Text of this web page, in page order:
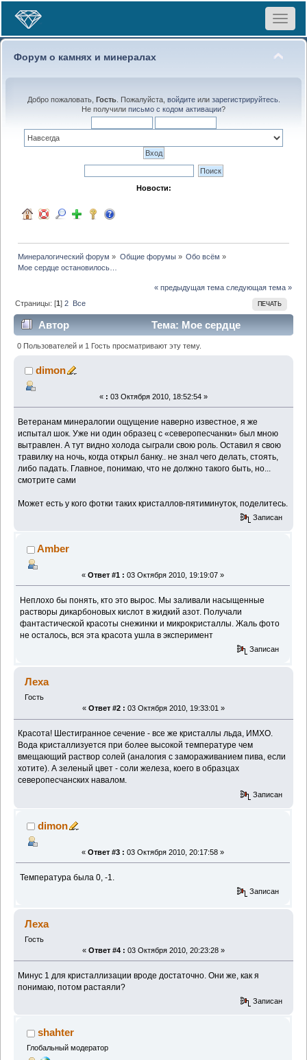
Toggle
Форум о камнях и минералах
Добро пожаловать, Гость. Пожалуйста, войдитеили зарегистрируйтесь.
Не получили письмо с кодом активации?
Новости:
Минералогический форум » Общие форумы» Обо всём »
Мое сердце остановилось…
« предыдущая тема следующая тема »
ПЕЧАТЬ
Страницы: [1]2 Все
Автор
Тема: Мое сердце
остановилось… (Прочитано 4271 раз)
0 Пользователей и 1 Гость просматривают эту тему.
dimon
« : 03 Октября 2010, 18:52:54 »
Ветеранам минералогии ощущение наверно известное, я же
испытал шок. Уже ни один образец с «северопесчанки» был мною
вытравлен. А тут видно холода сыграли свою роль. Оставил я свою
травилку на ночь, когда открыл банку.. не знал чего делать, стоять,
либо падать. Главное, понимаю, что не должно такого быть, но...
смотрите сами
Может есть у кого фотки таких кристаллов-пятиминуток, поделитесь.
Записан
Amber
« Ответ #1 : 03 Октября 2010, 19:19:07 »
Неплохо бы понять, кто это вырос. Мы заливали насыщенные
растворы дикарбоновых кислот в жидкий азот. Получали
фантастической красоты снежинки и микрокристаллы. Жаль фото
не осталось, вся эта красота ушла в эксперимент
Записан
Леха
Гость
« Ответ #2 : 03 Октября 2010, 19:33:01 »
Красота! Шестигранное сечение - все же кристаллы льда, ИМХО.
Вода кристаллизуется при более высокой температуре чем
вмещающий раствор солей (аналогия с замораживанием пива, если
хотите). А зеленый цвет - соли железа, коего в образцах
северопесчанских навалом.
Записан
dimon
« Ответ #3 : 03 Октября 2010, 20:17:58 »
Температура была 0, -1.
Записан
Леха
Гость
« Ответ #4 : 03 Октября 2010, 20:23:28 »
Минус 1 для кристаллизации вроде достаточно. Они же, как я
понимаю, потом растаяли?
Записан
shahter
Глобальный модератор